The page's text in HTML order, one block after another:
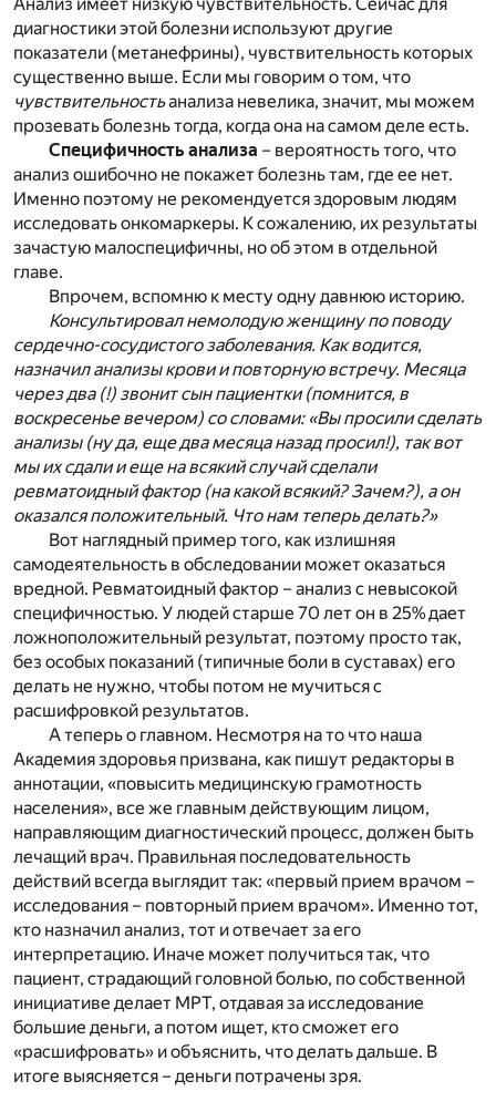
диагностики этой болезни используют другие
показатели (метанефрины), чувствительность которых
существенно выше. Если мы говорим о том, что
чувствительностьанализа невелика, значит, мы можем
прозевать болезнь тогда, когда она на самом деле есть.
Специфичность анализа – вероятность того, что
анализ ошибочно не покажет болезнь там, где ее нет.
Именно поэтому не рекомендуется здоровым людям
исследовать онкомаркеры. К сожалению, их результаты
зачастую малоспецифичны, но об этом в отдельной
главе.
Впрочем, вспомню к месту одну давнюю историю.
Консультировал немолодую женщину по поводу
сердечно-сосудистого заболевания. Как водится,
назначил анализы крови и повторную встречу. Месяца
через два (!) звонит сын пациентки (помнится, в
воскресенье вечером) со словами: «Вы просили сделать
анализы (ну да, еще два месяца назад просил!), так вот
мы их сдали и еще на всякий случай сделали
ревматоидный фактор (на какой всякий? Зачем?), а он
оказался положительный. Что нам теперь делать?»
Вот наглядный пример того, как излишняя
самодеятельность в обследовании может оказаться
вредной. Ревматоидный фактор – анализ с невысокой
специфичностью. У людей старше 70 лет он в 25% дает
ложноположительный результат, поэтому просто так,
без особых показаний (типичные боли в суставах) его
делать не нужно, чтобы потом не мучиться с
расшифровкой результатов.
А теперь о главном. Несмотря на то что наша
Академия здоровья призвана, как пишут редакторы в
аннотации, «повысить медицинскую грамотность
населения», все же главным действующим лицом,
направляющим диагностический процесс, должен быть
лечащий врач. Правильная последовательность
действий всегда выглядит так: «первый прием врачом –
исследования – повторный прием врачом». Именно тот,
кто назначил анализ, тот и отвечает за его
интерпретацию. Иначе может получиться так, что
пациент, страдающий головной болью, по собственной
инициативе делает МРТ, отдавая за исследование
большие деньги, а потом ищет, кто сможет его
«расшифровать» и объяснить, что делать дальше. В
итоге выясняется – деньги потрачены зря.